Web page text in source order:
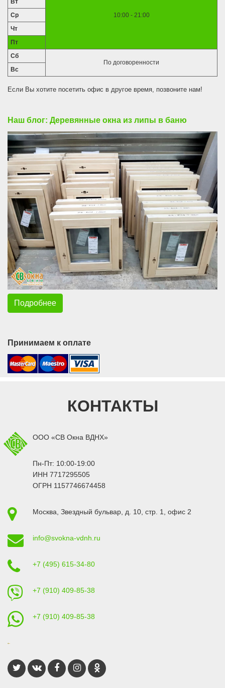
10:00 - 21:00
Вт
Ср
Чт
Пт
Сб
По договоренности
Вс
Если Вы хотите посетить офис в другое время, позвоните нам!
Наш блог: Деревянные окна из липы в баню
Подробнее
Принимаем к оплате
КОНТАКТЫ
ООО «СВ Окна ВДНХ»
Пн-Пт: 10:00-19:00
ИНН 7717295505
ОГРН 1157746674458
Москва Звездный бульвар, д. 10, стр. 1 , офис 2
info@svokna-vdnh.ru
+7 (495) 615-34-80
+7 (910) 409-85-38
+7 (910) 409-85-38